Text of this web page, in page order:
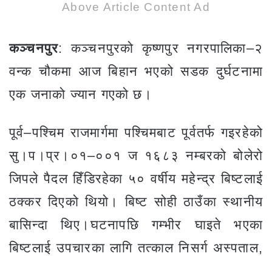
Above Article Content Ad
कञ्चनपुर: कञ्चनपुरको कृष्णपुर नगरपालिका–२
वन्क चौकमा आज बिहान भएको सडक दुर्घटनामा
एक जनाको ज्यान गएको छ।
पूर्व–पश्चिम राजमार्गमा पश्चिमबाट पूर्वतर्फ गइरहेको
सु।प।प्र।०१–००१ ज १६८३ नम्बरको बोलेरो
जिपले पैदल हिँडिरहेका ५० वर्षीय महेन्द्र बिष्टलाई
ठक्कर दिएको थियो। बिष्ट सोही ठाउँका स्थानीय
बासिन्दा थिए।घटनापछि गम्भीर घाइते भएका
बिष्टलाई उपचारका लागि तत्काल निसर्ग अस्पताल,